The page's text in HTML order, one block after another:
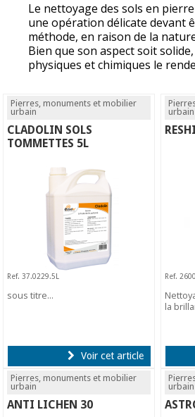
Le nettoyage des sols en
une opération délicate devant
méthode, en raison de la
Bien que son aspect soit
physiques et chimiques le
Pierres, monuments et mobilier
urbain
CLADOLIN SOLS
TOMMETTES 5L
Ref. 37.0229.5L
sous titre...
Voir cet article
urbain
Ref.
la
Pierres, monuments et mobilier
urbain
ANTI LICHEN 30
urbain